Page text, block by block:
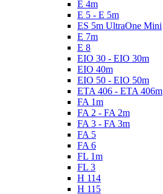
E 4m
E 5 - E 5m
ES 5m UltraOne Mini
E 7m
E 8
EIO 30 - EIO 30m
EIO 40m
EIO 50 - EIO 50m
ETA 406 - ETA 406m
FA 1m
FA 2 - FA 2m
FA 3 - FA 3m
FA 5
FA 6
FL 1m
FL 3
H 114
H 115